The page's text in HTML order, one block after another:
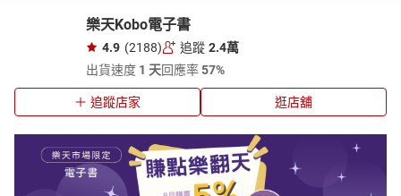
樂天Kobo電子書
4.9 (2188) 追蹤 2.4萬
出貨速度 1 天回應率57%
追蹤店家 逛店舖